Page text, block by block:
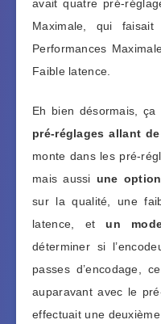
avait quatre pré-
Maximale, qui faisait
Performances
Faible latence.
Eh bien désormais,
pré-réglages allant
monte dans les pré-
mais aussi une
sur la qualité, une
latence, etun
déterminer si
passes d’encodage,
auparavant avec le
effectuait une deuxième